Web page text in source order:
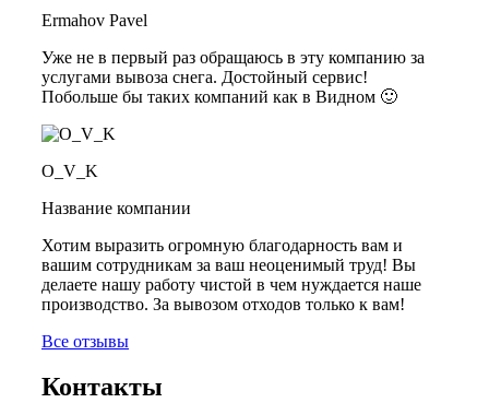
Ermahov Pavel
Уже не в первый раз обращаюсь в эту компанию за
услугами вывоза снега. Достойный сервис!
Побольше бы таких компаний как в Видном 🙂
O_V_K
Название компании
Хотим выразить огромную благодарность вам и
вашим сотрудникам за ваш неоценимый труд! Вы
делаете нашу работу чистой в чем нуждается наше
производство. За вывозом отходов только к вам!
Все отзывы
Контакты